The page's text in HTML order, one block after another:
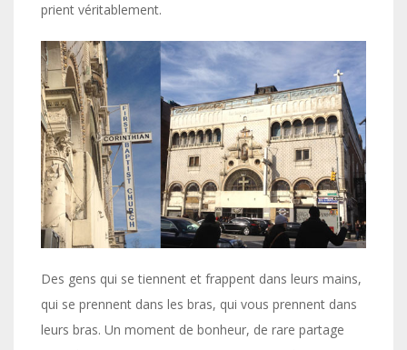
prient véritablement.
Des gens qui se tiennent et frappent dans leurs mains,
qui se prennent dans les bras, qui vous prennent dans
leurs bras. Un moment de bonheur, de rare partage